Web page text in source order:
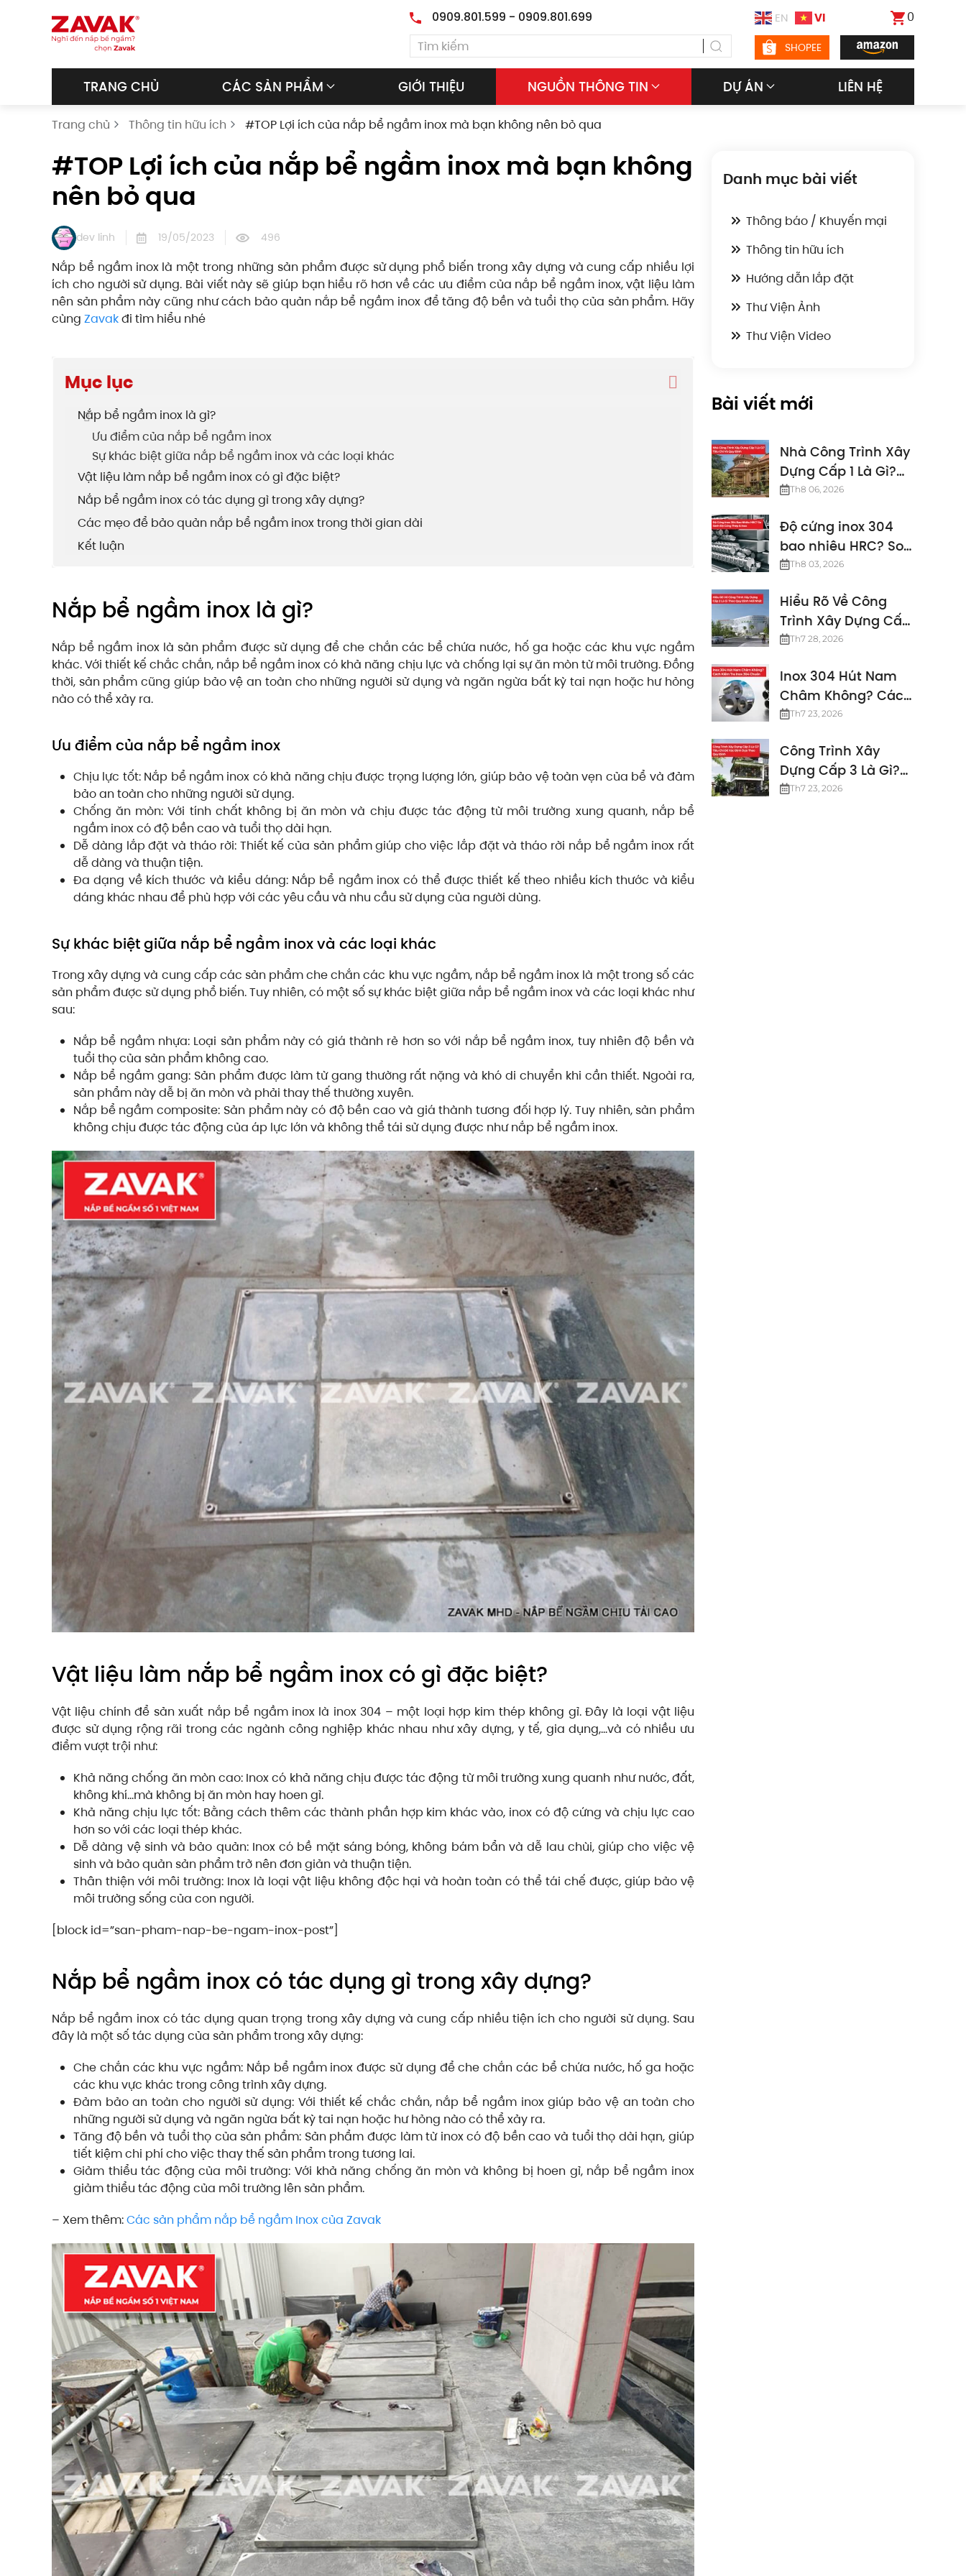
Skip to main content
0909.801.599 - 0909.801.699 EN VI 0
SHOPEE
TRANG CHỦ CÁC SẢN PHẨM GIỚI THIỆU NGUỒN THÔNG TIN DỰ ÁN LIÊN HỆ
Trang chủ Thông tin hữu ích #TOP Lợi ích của nắp bể ngầm inox mà bạn không nên bỏ qua
#TOP Lợi ích của nắp bể ngầm inox mà bạn không
nên bỏ qua
dev linh 19/05/2023 496
Nắp bể ngầm inox là một trong những sản phẩm được sử dụng phổ biến trong xây dựng và cung cấp nhiều lợi
ích cho người sử dụng. Bài viết này sẽ giúp bạn hiểu rõ hơn về các ưu điểm của nắp bể ngầm inox, vật liệu làm
nên sản phẩm này cũng như cách bảo quản nắp bể ngầm inox để tăng độ bền và tuổi thọ của sản phẩm. Hãy
cùng Zavakđi tìm hiểu nhé
Mục lục
Nắp bể ngầm inox là gì?
Ưu điểm của nắp bể ngầm inox
Sự khác biệt giữa nắp bể ngầm inox và các loại khác
Vật liệu làm nắp bể ngầm inox có gì đặc biệt?
Nắp bể ngầm inox có tác dụng gì trong xây dựng?
Các mẹo để bảo quản nắp bể ngầm inox trong thời gian dài
Kết luận
Nắp bể ngầm inox là gì?
Nắp bể ngầm inox là sản phẩm được sử dụng để che chắn các bể chứa nước, hố ga hoặc các khu vực ngầm
khác. Với thiết kế chắc chắn, nắp bể ngầm inox có khả năng chịu lực và chống lại sự ăn mòn từ môi trường. Đồng
thời, sản phẩm cũng giúp bảo vệ an toàn cho những người sử dụng và ngăn ngừa bất kỳ tai nạn hoặc hư hỏng
nào có thể xảy ra.
Ưu điểm của nắp bể ngầm inox
Chịu lực tốt: Nắp bể ngầm inox có khả năng chịu được trọng lượng lớn, giúp bảo vệ toàn vẹn của bể và đảm
bảo an toàn cho những người sử dụng.
Chống ăn mòn: Với tính chất không bị ăn mòn và chịu được tác động từ môi trường xung quanh, nắp bể
ngầm inox có độ bền cao và tuổi thọ dài hạn.
Dễ dàng lắp đặt và tháo rời: Thiết kế của sản phẩm giúp cho việc lắp đặt và tháo rời nắp bể ngầm inox rất
dễ dàng và thuận tiện.
Đa dạng về kích thước và kiểu dáng: Nắp bể ngầm inox có thể được thiết kế theo nhiều kích thước và kiểu
dáng khác nhau để phù hợp với các yêu cầu và nhu cầu sử dụng của người dùng.
Sự khác biệt giữa nắp bể ngầm inox và các loại khác
Trong xây dựng và cung cấp các sản phẩm che chắn các khu vực ngầm, nắp bể ngầm inox là một trong số các
sản phẩm được sử dụng phổ biến. Tuy nhiên, có một số sự khác biệt giữa nắp bể ngầm inox và các loại khác như
sau:
Nắp bể ngầm nhựa: Loại sản phẩm này có giá thành rẻ hơn so với nắp bể ngầm inox, tuy nhiên độ bền và
tuổi thọ của sản phẩm không cao.
Nắp bể ngầm gang: Sản phẩm được làm từ gang thường rất nặng và khó di chuyển khi cần thiết. Ngoài ra,
sản phẩm này dễ bị ăn mòn và phải thay thế thường xuyên.
Nắp bể ngầm composite: Sản phẩm này có độ bền cao và giá thành tương đối hợp lý. Tuy nhiên, sản phẩm
không chịu được tác động của áp lực lớn và không thể tái sử dụng được như nắp bể ngầm inox.
Vật liệu làm nắp bể ngầm inox có gì đặc biệt?
Vật liệu chính để sản xuất nắp bể ngầm inox là inox 304 – một loại hợp kim thép không gỉ. Đây là loại vật liệu
được sử dụng rộng rãi trong các ngành công nghiệp khác nhau như xây dựng, y tế, gia dụng,…và có nhiều ưu
điểm vượt trội như:
Khả năng chống ăn mòn cao: Inox có khả năng chịu được tác động từ môi trường xung quanh như nước, đất,
không khí…mà không bị ăn mòn hay hoen gỉ.
Khả năng chịu lực tốt: Bằng cách thêm các thành phần hợp kim khác vào, inox có độ cứng và chịu lực cao
hơn so với các loại thép khác.
Dễ dàng vệ sinh và bảo quản: Inox có bề mặt sáng bóng, không bám bẩn và dễ lau chùi, giúp cho việc vệ
sinh và bảo quản sản phẩm trở nên đơn giản và thuận tiện.
Thân thiện với môi trường: Inox là loại vật liệu không độc hại và hoàn toàn có thể tái chế được, giúp bảo vệ
môi trường sống của con người.
[block id=”san-pham-nap-be-ngam-inox-post”]
Nắp bể ngầm inox có tác dụng gì trong xây dựng?
Nắp bể ngầm inox có tác dụng quan trọng trong xây dựng và cung cấp nhiều tiện ích cho người sử dụng. Sau
đây là một số tác dụng của sản phẩm trong xây dựng:
Che chắn các khu vực ngầm: Nắp bể ngầm inox được sử dụng để che chắn các bể chứa nước, hố ga hoặc
các khu vực khác trong công trình xây dựng.
Đảm bảo an toàn cho người sử dụng: Với thiết kế chắc chắn, nắp bể ngầm inox giúp bảo vệ an toàn cho
những người sử dụng và ngăn ngừa bất kỳ tai nạn hoặc hư hỏng nào có thể xảy ra.
Tăng độ bền và tuổi thọ của sản phẩm: Sản phẩm được làm từ inox có độ bền cao và tuổi thọ dài hạn, giúp
tiết kiệm chi phí cho việc thay thế sản phẩm trong tương lai.
Giảm thiểu tác động của môi trường: Với khả năng chống ăn mòn và không bị hoen gỉ, nắp bể ngầm inox
giảm thiểu tác động của môi trường lên sản phẩm.
– Xem thêm:Các sản phẩm nắp bể ngầm Inox của Zavak
Danh mục bài viết
Thông báo / Khuyến mại
Thông tin hữu ích
Hướng dẫn lắp đặt
Thư Viện Ảnh
Thư Viện Video
Bài viết mới
Nhà Công Trình Xây
Dựng Cấp 1 Là Gì?
Tiêu Chí Và Quy
Th8 06, 2026
Độ cứng inox 304
bao nhiêu HRC? So
sánh độ cứng thép
Th8 03, 2026
Hiểu Rõ Về Công
Trình Xây Dựng Cấp
2 Là Gì Theo Quy
Th7 28, 2026
Inox 304 Hút Nam
Châm Không? Cách
Kiểm Tra Inox 304
Th7 23, 2026
Công Trình Xây
Dựng Cấp 3 Là Gì?
Các Tiêu Chuẩn
Th7 23, 2026